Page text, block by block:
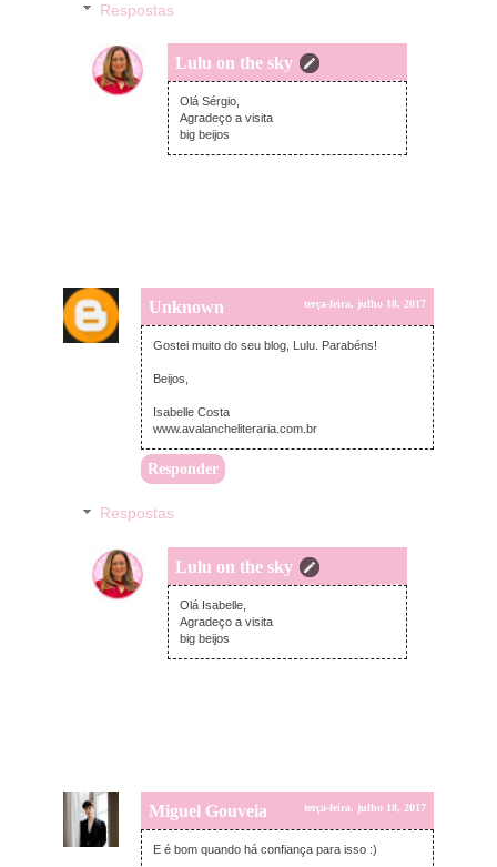
Respostas
Lulu on the sky
terça-feira, julho 18, 2017
Olá Sérgio,
Agradeço a visita
big beijos
Unknown terça-feira, julho 18, 2017
Gostei muito do seu blog, Lulu. Parabéns!
Beijos,
Isabelle Costa
www.avalancheliteraria.com.br
Responder
Respostas
Lulu on the sky
terça-feira, julho 18, 2017
Olá Isabelle,
Agradeço a visita
big beijos
Miguel Gouveia terça-feira, julho 18, 2017
E é bom quando há confiança para isso :)